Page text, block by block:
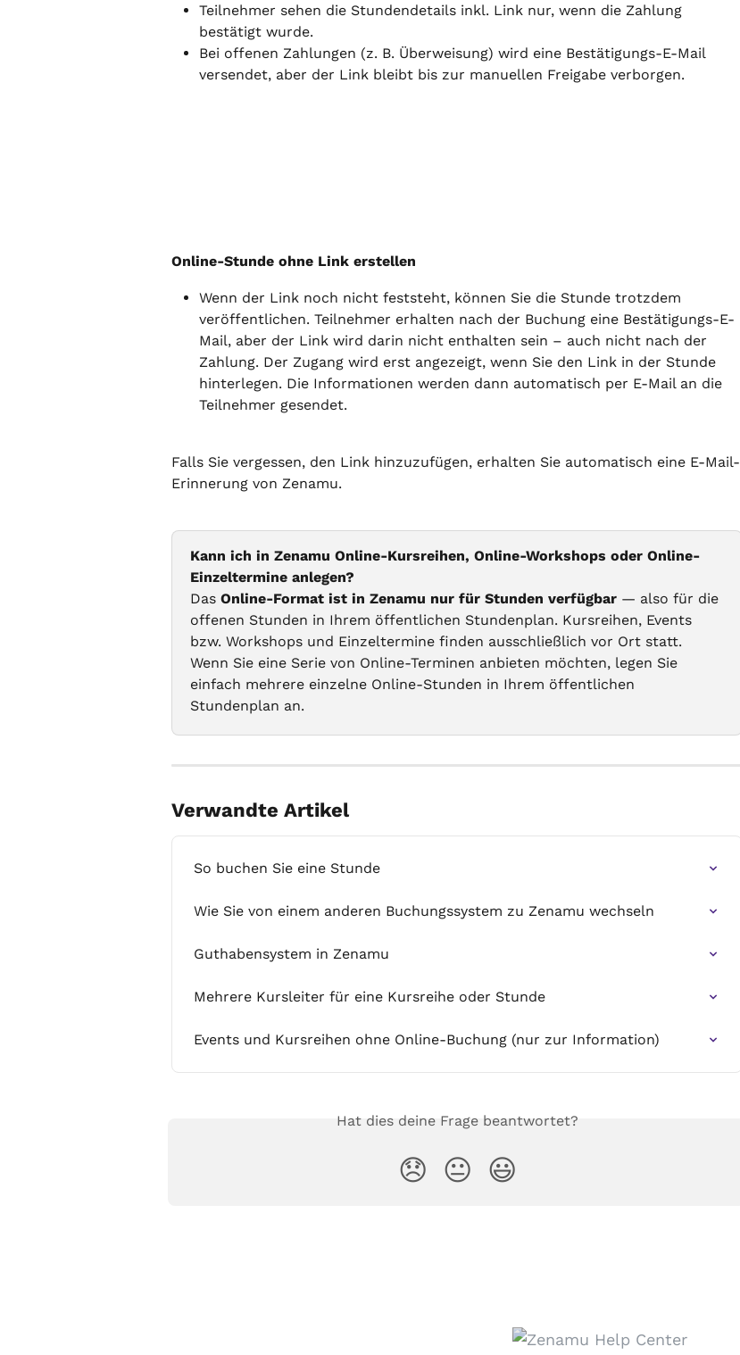
Teilnehmer sehen die Stundendetails inkl. Link nur, wenn die Zahlung
bestätigt wurde.
Bei offenen Zahlungen (z. B. Überweisung) wird eine Bestätigungs-E-Mail
versendet, aber der Link bleibt bis zur manuellen Freigabe verborgen.
Online-Stunde ohne Link erstellen
Wenn der Link noch nicht feststeht, können Sie die Stunde trotzdem
veröffentlichen. Teilnehmer erhalten nach der Buchung eine Bestätigungs-E-
Mail, aber der Link wird darin nicht enthalten sein – auch nicht nach der
Zahlung. Der Zugang wird erst angezeigt, wenn Sie den Link in der Stunde
hinterlegen. Die Informationen werden dann automatisch per E-Mail an die
Teilnehmer gesendet.
Falls Sie vergessen, den Link hinzuzufügen, erhalten Sie automatisch eine E-Mail-
Erinnerung von Zenamu.
Kann ich in Zenamu Online-Kursreihen, Online-Workshops oder Online-
Einzeltermine anlegen?
Das Online-Format ist in Zenamu nur für Stunden verfügbar — also für die
offenen Stunden in Ihrem öffentlichen Stundenplan. Kursreihen, Events
bzw. Workshops und Einzeltermine finden ausschließlich vor Ort statt.
Wenn Sie eine Serie von Online-Terminen anbieten möchten, legen Sie
einfach mehrere einzelne Online-Stunden in Ihrem öffentlichen
Stundenplan an.
Verwandte Artikel
So buchen Sie eine Stunde
Wie Sie von einem anderen Buchungssystem zu Zenamu wechseln
Guthabensystem in Zenamu
Mehrere Kursleiter für eine Kursreihe oder Stunde
Events und Kursreihen ohne Online-Buchung (nur zur Information)
Hat dies deine Frage beantwortet?
😞 😐 😃